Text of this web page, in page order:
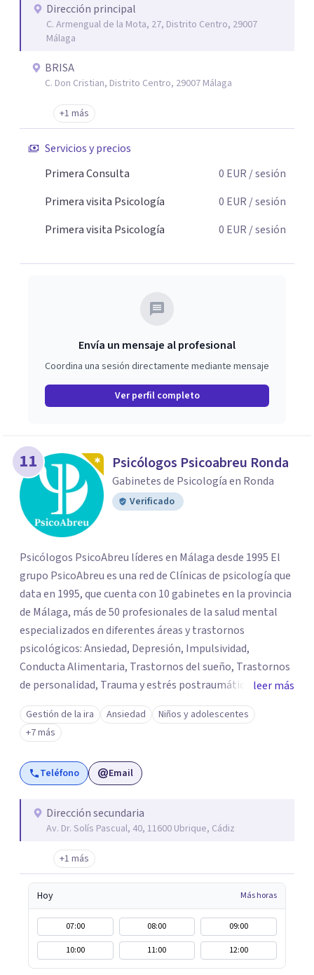
tecnologías (móviles, redes sociales, videojuegos) -
Compras compulsivas - Adicción al sexo o pornografía. En
Brisa Adicciones, no solo te ayudamos a desintoxicarte,
sino que también trabajamos contigo para identificar las
causas subyacentes de la adicción, fortalecer tus
personal. Trabajamos con Terapias IFS, Método
está contigo en cada paso del camino.
Dirección principal
C. Armengual de la Mota, 27, Distrito Centro, 29007
Málaga
BRISA
C. Don Cristian, Distrito Centro, 29007 Málaga
+1 más
Servicios y precios
Primera Consulta
0 EUR / sesión
Primera visita Psicología
0 EUR / sesión
Primera visita Psicología
0 EUR / sesión
Envía un mensaje al profesional
Coordina una sesión directamente mediante mensaje
Ver perfil completo
11 Psicólogos Psicoabreu Ronda
Gabinetes de Psicología en Ronda
Verificado
Psicólogos PsicoAbreu líderes en Málaga desde 1995 El
grupo PsicoAbreu es una red de Clínicas de psicología que
data en 1995, que cuenta con 10 gabinetes en la provincia
de Málaga, más de 50 profesionales de la salud mental
especializados en diferentes áreas y trastornos
psicológicos: Ansiedad, Depresión, Impulsividad,
Conducta Alimentaria, Trastornos del sueño, Trastornos
de personalidad, Trauma y estrés postraumático,
Psicología Infantil y juvenil, Terapias de pareja, Servicio
de Psicología Jurídica, Psiquiatría, Neuropsicología, y
mucho más. PsicoAbreu cuenta con un equipo de
profesionales formados en una gran variedad de técnicas
y orientaciones psicológicas: Terapia Cognitivo
analítico funcional, Terapia de aceptación y compromiso,
Terapia sistémica, Mindfulness, etc.
leer más
Gestión de la ira Ansiedad
Niños y adolescentes
+7 más
Teléfono Email
Dirección secundaria
Av. Dr. Solís Pascual, 40, 11600 Ubrique, Cádiz
+1 más
Hoy Más horas
07:00 08:00
09:00
10:00
11:00 12:00